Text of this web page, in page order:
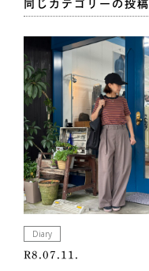
同じカテゴリーの投稿
Diary
R8.07.11.